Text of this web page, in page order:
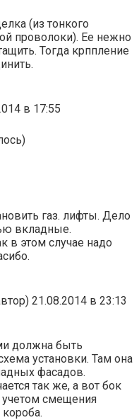
(из тонкого
проволоки). Ее нежно
Тогда крппление
в 17:55
газ. лифты. Дело
вкладные.
в этом случае надо
21.08.2014 в 23:13
должна быть
установки. Там она
фасадов.
так же, а вот бок
учетом смещения